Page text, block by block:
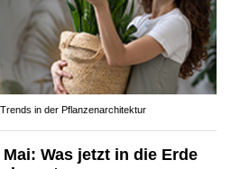
in der Pflanzenarchitektur
Was jetzt in die Erde